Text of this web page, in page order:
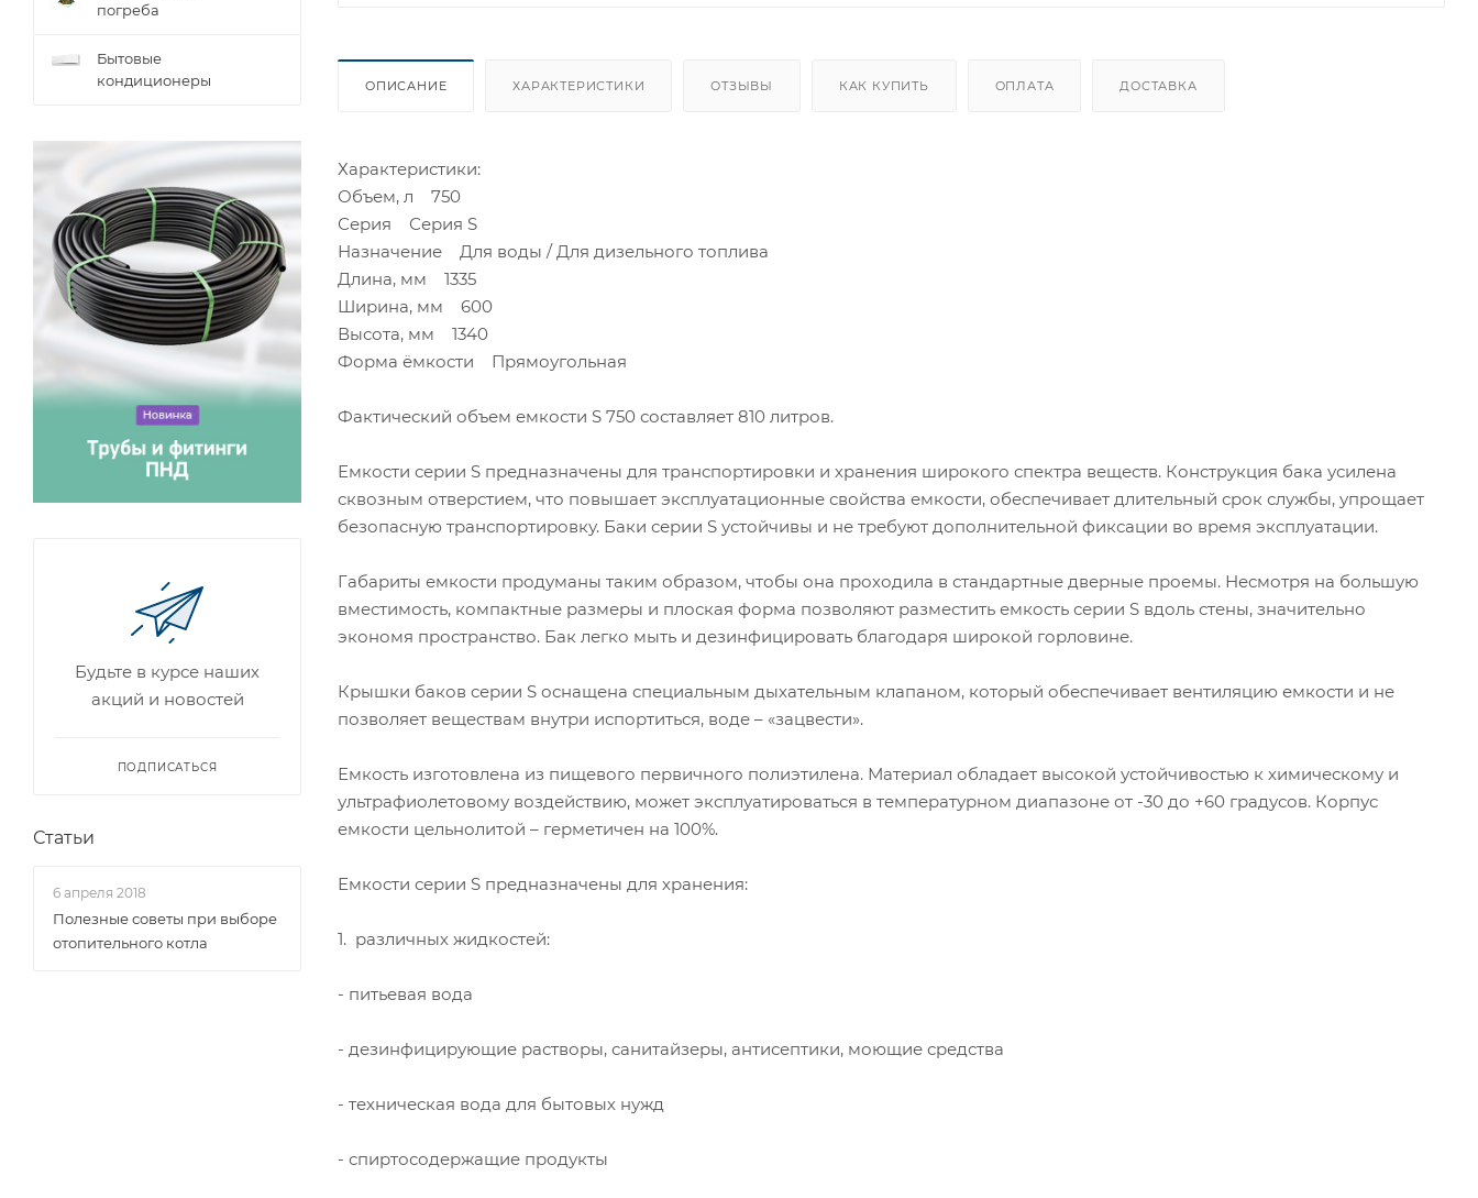
ОПИСАНИЕ ХАРАКТЕРИСТИКИ ОТЗЫВЫ КАК КУПИТЬ ОПЛАТА ДОСТАВКА
Характеристики:
Объем, л 750
Серия Серия S
Назначение Для воды / Для дизельного топлива
Длина, мм 1335
Ширина, мм 600
Высота, мм 1340
Форма ёмкости Прямоугольная
Фактический объем емкости S 750 составляет 810 литров.
Емкости серии S предназначены для транспортировки и хранения широкого спектра веществ. Конструкция бака усилена
сквозным отверстием, что повышает эксплуатационные свойства емкости, обеспечивает длительный срок службы, упрощает
безопасную транспортировку. Баки серии S устойчивы и не требуют дополнительной фиксации во время эксплуатации.
Габариты емкости продуманы таким образом, чтобы она проходила в стандартные дверные проемы. Несмотря на большую
вместимость, компактные размеры и плоская форма позволяют разместить емкость серии S вдоль стены, значительно
экономя пространство. Бак легко мыть и дезинфицировать благодаря широкой горловине.
Крышки баков серии S оснащена специальным дыхательным клапаном, который обеспечивает вентиляцию емкости и не
позволяет веществам внутри испортиться, воде – «зацвести».
Емкость изготовлена из пищевого первичного полиэтилена. Материал обладает высокой устойчивостью к химическому и
ультрафиолетовому воздействию, может эксплуатироваться в температурном диапазоне от -30 до +60 градусов. Корпус
емкости цельнолитой – герметичен на 100%.
Емкости серии S предназначены для хранения:
1. различных жидкостей:
- питьевая вода
- дезинфицирующие растворы, санитайзеры, антисептики, моющие средства
- техническая вода для бытовых нужд
- спиртосодержащие продукты
погреба
Бытовые
кондиционеры
Будьте в курсе наших
акций и новостей
ПОДПИСАТЬСЯ
Статьи
6 апреля 2018
Полезные советы при выборе
отопительного котла